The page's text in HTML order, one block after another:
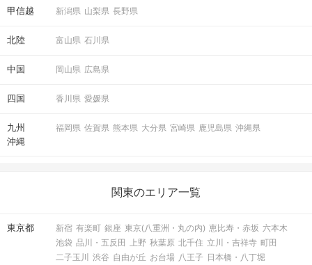
甲信越 新潟県 山梨県 長野県
北陸 富山県 石川県
中国 岡山県 広島県
四国 香川県 愛媛県
九州
沖縄
福岡県 佐賀県 熊本県 大分県 宮崎県 鹿児島県 沖縄県
関東のエリア一覧
東京都 新宿 有楽町 銀座 東京(八重洲・丸の内) 恵比寿・赤坂 六本木
池袋 品川・五反田 上野 秋葉原 北千住 立川・吉祥寺 町田
二子玉川
渋谷 自由が丘 お台場 八王子 日本橋・八丁堀